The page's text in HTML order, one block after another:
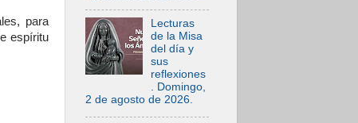
para
espíritu
Lecturas
de la Misa
del día y
sus
reflexiones
. Domingo,
2 de agosto de 2026.